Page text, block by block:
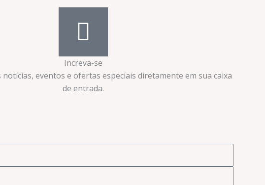
Increva-se
notícias, eventos e ofertas especiais diretamente em sua caixa
de entrada.​